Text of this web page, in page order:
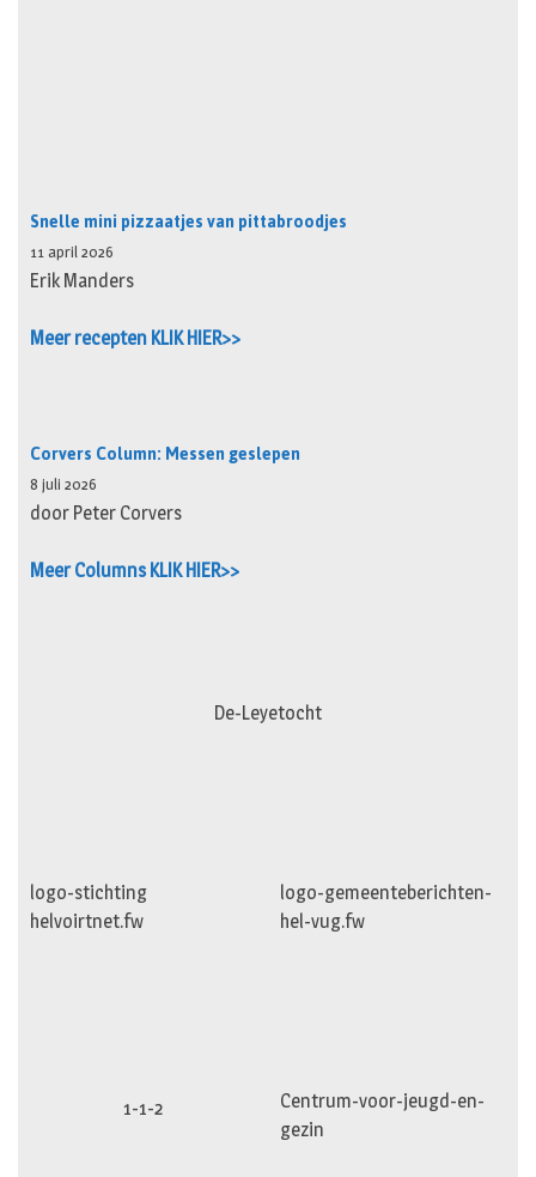
Snelle mini pizzaatjes van pittabroodjes
11 april 2026
Erik Manders
Meer recepten KLIK HIER>>
Corvers Column: Messen geslepen
8 juli 2026
door Peter Corvers
Meer Columns KLIK HIER>>
De-Leyetocht
logo-stichting
helvoirtnet.fw
logo-gemeenteberichten-
hel-vug.fw
1-1-2
Centrum-voor-jeugd-en-
gezin